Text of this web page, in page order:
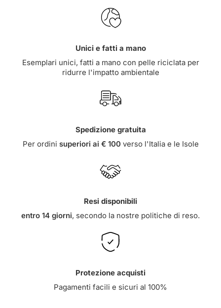
Unici e fatti a mano
Esemplari unici, fatti a mano con pelle riciclata per
ridurre l'impatto ambientale
Spedizione gratuita
Per ordini superiori ai € 100verso l'Italia e le Isole
Resi disponibili
entro 14 giorni, secondo la nostre politiche di reso.
Protezione acquisti
Pagamenti facili e sicuri al 100%